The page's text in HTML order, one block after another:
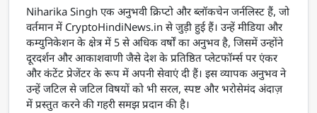
Niharika Singh एक अनुभवी क्रिप्टो और ब्लॉकचेन जर्नलिस्ट हैं, जो
वर्तमान में CryptoHindiNews.in से जुड़ी हुई हैं। उन्हें मीडिया और
कम्युनिकेशन के क्षेत्र में 5 से अधिक वर्षों का अनुभव है, जिसमें उन्होंने
दूरदर्शन और आकाशवाणी जैसे देश के प्रतिष्ठित प्लेटफॉर्म्स पर एंकर
और कंटेंट प्रेजेंटर के रूप में अपनी सेवाएं दी हैं। इस व्यापक अनुभव ने
उन्हें जटिल से जटिल विषयों को भी सरल, स्पष्ट और भरोसेमंद अंदाज़
में प्रस्तुत करने की गहरी समझ प्रदान की है।